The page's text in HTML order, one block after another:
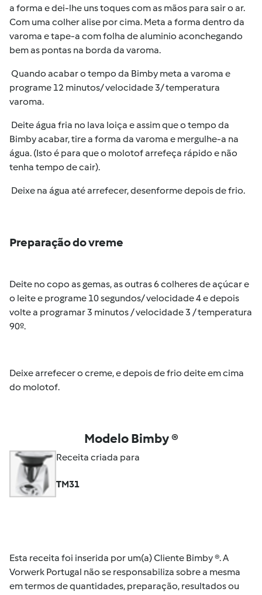
a forma e dei-lhe uns toques com as mãos para sair o ar.
Com uma colher alise por cima. Meta a forma dentro da
varoma e tape-a com folha de aluminio aconchegando
bem as pontas na borda da varoma.
Quando acabar o tempo da Bimby meta a varoma e
programe 12 minutos/ velocidade 3/ temperatura
varoma.
Deite água fria no lava loiça e assim que o tempo da
Bimby acabar, tire a forma da varoma e mergulhe-a na
água. (Isto é para que o molotof arrefeça rápido e não
tenha tempo de cair).
Deixe na água até arrefecer, desenforme depois de frio.
Preparação do vreme
Deite no copo as gemas, as outras 6 colheres de açúcar e
o leite e programe 10 segundos/ velocidade 4 e depois
volte a programar 3 minutos / velocidade 3 / temperatura
90º.
Deixe arrefecer o creme, e depois de frio deite em cima
do molotof.
Modelo Bimby ®
Receita criada para
TM31
Esta receita foi inserida por um(a) Cliente Bimby ®. A
Vorwerk Portugal não se responsabiliza sobre a mesma
em termos de quantidades, preparação, resultados ou